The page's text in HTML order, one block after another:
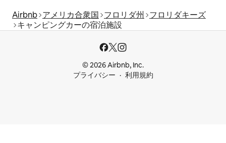
Airbnb アメリカ合衆国 フロリダ州
フロリダキーズ
キャンピングカーの宿泊施設
© 2026 Airbnb, Inc.
プライバシー
利用規約